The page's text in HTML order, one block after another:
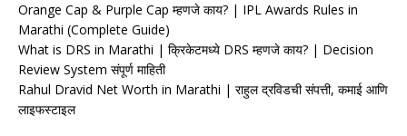
Orange Cap & Purple Cap म्हणजे काय? | IPL Awards Rules in
Marathi (Complete Guide)
What is DRS in Marathi | क्रिकेटमध्ये DRS म्हणजे काय? | Decision
Review System संपूर्ण माहिती
Rahul Dravid Net Worth in Marathi | राहुल द्रविडची संपत्ती, कमाई आणि
लाइफस्टाइल